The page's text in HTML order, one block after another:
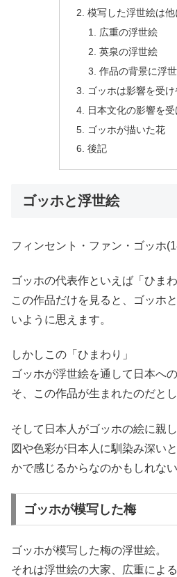
模写した浮世絵は他
広重の浮世絵
英泉の浮世絵
作品の背景に浮
ゴッホは影響を受け
日本文化の影響を
ゴッホが描いた花
後記
ゴッホと浮世絵
フィンセント・ファン・ゴッホ
ゴッホの代表作といえば「ひまわ
この作品だけを見ると、ゴッホ
いように思えます。
しかしこの「ひまわり」
ゴッホが浮世絵を通して日本へ
そ、この作品が生まれたのだとし
そして日本人がゴッホの絵に親
図や色彩が日本人に馴染み深い
かで感じるからなのかもしれない
ゴッホが模写した梅
ゴッホが模写した梅の浮世絵。
それは浮世絵の大家、広重による